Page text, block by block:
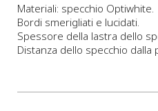
Materiali: specchio Optiwhite.
Bordi smerigliati e lucidati.
Spessore della lastra dello
Distanza dello specchio dalla